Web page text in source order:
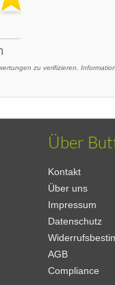
zu verifizieren.
Über
Kontakt
Über uns
Impressum
Datenschutz
AGB
Compliance